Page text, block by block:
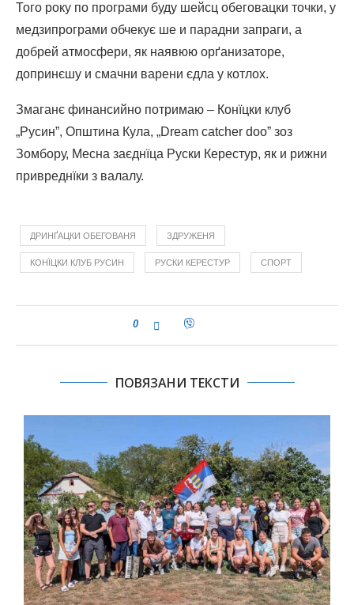
Того року по програми буду шейсц обеговацки точки, у
медзипрограми обчекує ше и парадни запраги, а
добрей атмосфери, як наявюю орґанизаторе,
допринєшу и смачни варени єдла у котлох.
Змаганє финансийно потримаю – Конїцки клуб
„Русин”, Општина Кула, „Dream catcher dooˮ зоз
Зомбору, Месна заєднїца Руски Керестур, як и рижни
привреднїки з валалу.
ДРИНҐАЦКИ ОБЕГОВАНЯ ЗДРУЖЕНЯ
КОНЇЦКИ КЛУБ РУСИН РУСКИ КЕРЕСТУР СПОРТ
0
ПОВЯЗАНИ ТЕКСТИ